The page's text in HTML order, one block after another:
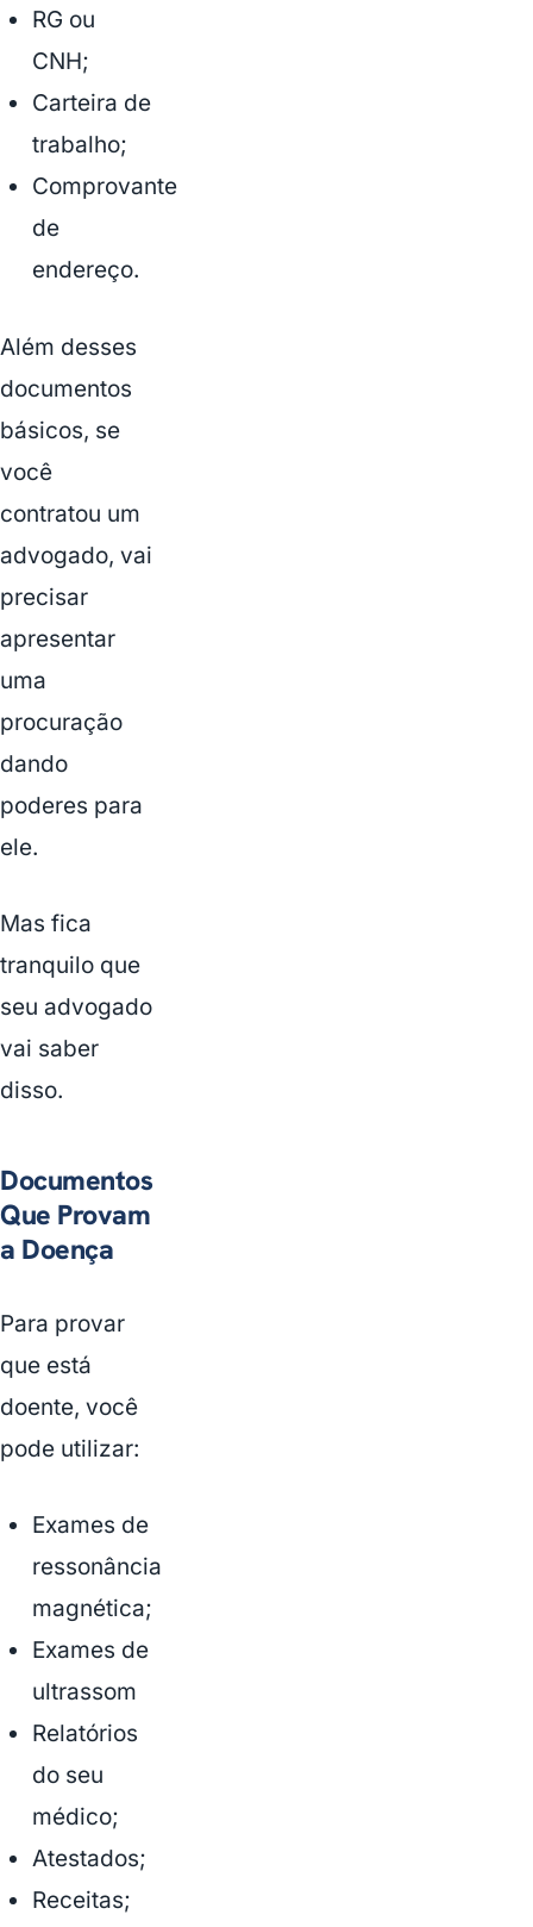
RG ou
CNH;
Carteira de
trabalho;
Comprovante
de
endereço.
Além desses
documentos
básicos, se
você
contratou um
advogado, vai
precisar
apresentar
uma
procuração
dando
poderes para
ele.
Mas fica
tranquilo que
seu advogado
vai saber
disso.
Documentos
Que Provam
a Doença
Para provar
que está
doente, você
pode utilizar:
Exames de
ressonância
magnética;
Exames de
ultrassom
Relatórios
do seu
médico;
Atestados;
Receitas;